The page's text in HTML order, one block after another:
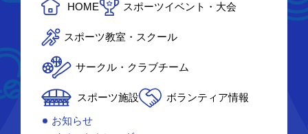
HOME スポーツイベント・大会
スポーツ教室・スクール
サークル・クラブチーム
スポーツ施設
ボランティア情報
お知らせ